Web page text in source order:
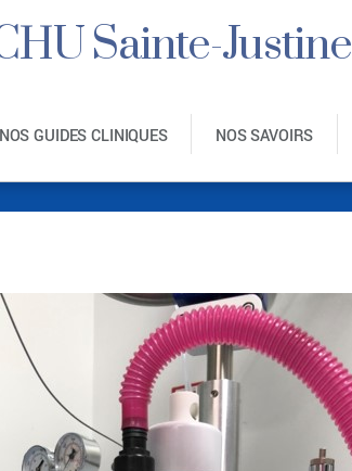
Sainte-Justine
NOS GUIDES CLINIQUES NOS SAVOIRS